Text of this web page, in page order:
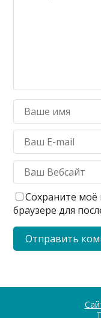
Сохраните моё
браузере для